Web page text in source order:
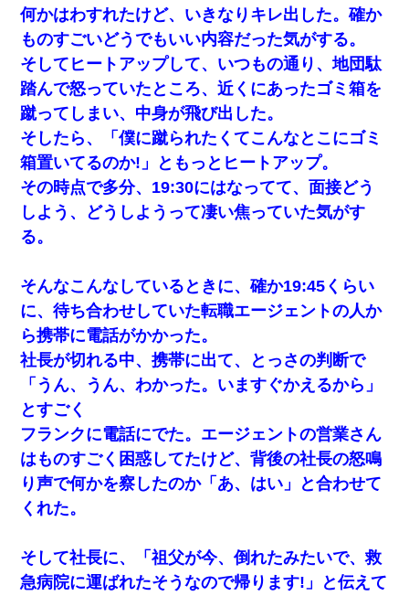
何かはわすれたけど、いきなりキレ出した。確か
ものすごいどうでもいい内容だった気がする。
そしてヒートアップして、いつもの通り、地団駄
踏んで怒っていたところ、近くにあったゴミ箱を
蹴ってしまい、中身が飛び出した。
そしたら、「僕に蹴られたくてこんなとこにゴミ
箱置いてるのか!」ともっとヒートアップ。
その時点で多分、19:30にはなってて、面接どう
しよう、どうしようって凄い焦っていた気がす
る。
そんなこんなしているときに、確か19:45くらい
に、待ち合わせしていた転職エージェントの人か
ら携帯に電話がかかった。
社長が切れる中、携帯に出て、とっさの判断で
「うん、うん、わかった。いますぐかえるから」
とすごく
フランクに電話にでた。エージェントの営業さん
はものすごく困惑してたけど、背後の社長の怒鳴
り声で何かを察したのか「あ、はい」と合わせて
くれた。
そして社長に、「祖父が今、倒れたみたいで、救
急病院に運ばれたそうなので帰ります!」と伝えて